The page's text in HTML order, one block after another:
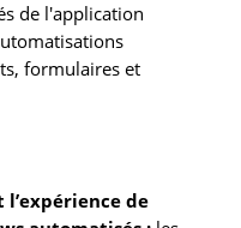
de l'application
formulaires et
de